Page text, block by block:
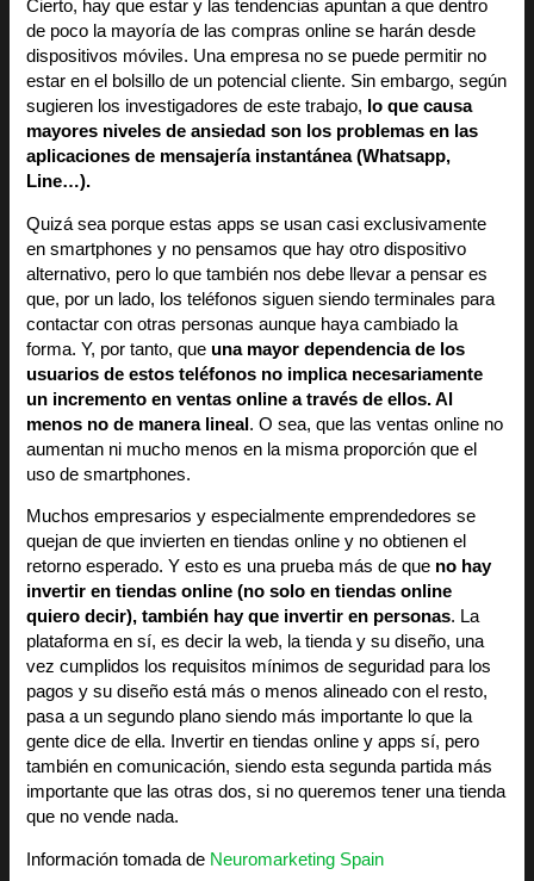
Cierto, hay que estar y las tendencias apuntan a que dentro
de poco la mayoría de las compras online se harán desde
dispositivos móviles. Una empresa no se puede permitir no
estar en el bolsillo de un potencial cliente. Sin embargo, según
sugieren los investigadores de este trabajo, lo que causa
mayores niveles de ansiedad son los problemas en las
aplicaciones de mensajería instantánea (Whatsapp,
Line…).
Quizá sea porque estas apps se usan casi exclusivamente
en smartphones y no pensamos que hay otro dispositivo
alternativo, pero lo que también nos debe llevar a pensar es
que, por un lado, los teléfonos siguen siendo terminales para
contactar con otras personas aunque haya cambiado la
forma. Y, por tanto, que una mayor dependencia de los
usuarios de estos teléfonos no implica necesariamente
un incremento en ventas online a través de ellos. Al
menos no de manera lineal . O sea, que las ventas online no
aumentan ni mucho menos en la misma proporción que el
uso de smartphones.
Muchos empresarios y especialmente emprendedores se
quejan de que invierten en tiendas online y no obtienen el
retorno esperado. Y esto es una prueba más de que no hay
invertir en tiendas online (no solo en tiendas online
quiero decir), también hay que invertir en personas. La
plataforma en sí, es decir la web, la tienda y su diseño, una
vez cumplidos los requisitos mínimos de seguridad para los
pagos y su diseño está más o menos alineado con el resto,
pasa a un segundo plano siendo más importante lo que la
gente dice de ella. Invertir en tiendas online y apps sí, pero
también en comunicación, siendo esta segunda partida más
importante que las otras dos, si no queremos tener una tienda
que no vende nada.
Información tomada de Neuromarketing Spain